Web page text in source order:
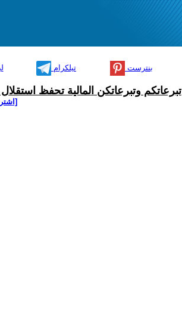
تيلكرام بنترست
تبرعاتكم وتبرعاتكن المالية تحفظ